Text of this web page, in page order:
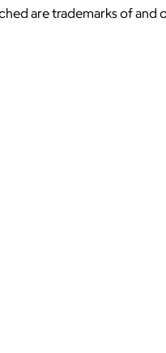
are trademarks of and